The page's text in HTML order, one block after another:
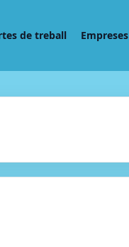
de treball Empreses